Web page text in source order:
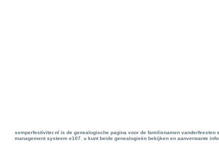
semperfestiviter.nl is de genealogische pagina voor de familienamen
management systeem e107. u kunt beide genealogieën bekijken en aanverwante